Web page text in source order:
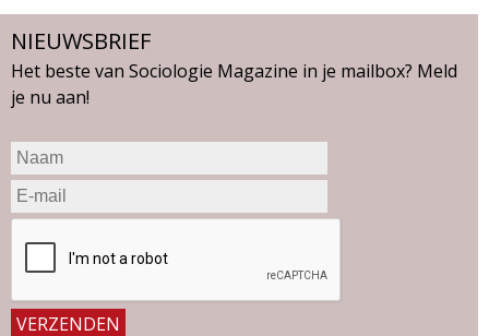
NIEUWSBRIEF
Het beste van Sociologie Magazine in je mailbox? Meld
je nu aan!